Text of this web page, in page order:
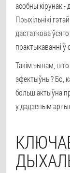
асобны кірунак -
Прыхільнікі
дастаткова
практыкаванні
Такім чынам, што
эфектыўны? Бо,
больш актыўна
у дадзеным